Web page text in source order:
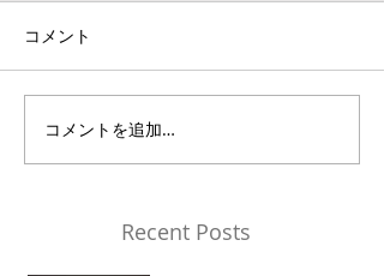
コメント
コメントを追加…
Recent Posts